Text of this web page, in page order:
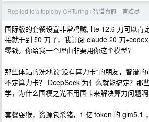
Replied to a topic by CHTuring › 智谱真的一言难尽
国际版的套餐设置非常鸡贼, lite 12.6 刀可以肯
接就干到 50 刀了，我订阅 claude 20 刀
零钱，你给我一个理由非要用你这个模型？
那些体贴的洗地说“没有算力卡”的朋友，智谱
不定算力卡？ DeepSeek 为什么就能搞定？那
学，为什么国模之光不用国卡来解决算力问题啊
套餐耍猴，资源包杀猪，1 亿 token 的 glm5.1